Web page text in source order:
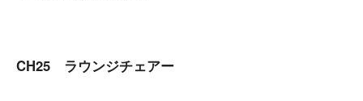
CH25 ラウンジチェアー